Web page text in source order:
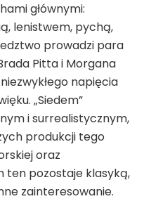
głównymi:
lenistwem, pychą,
prowadzi para
Pitta i Morgana
napięcia
„Siedem”
i surrealistycznym,
produkcji tego
oraz
ten pozostaje klasyką,
zainteresowanie.